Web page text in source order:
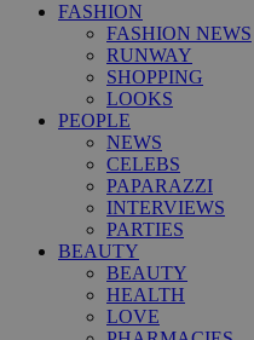
FASHION
FASHION NEWS
RUNWAY
SHOPPING
LOOKS
PEOPLE
NEWS
CELEBS
PAPARAZZI
INTERVIEWS
PARTIES
BEAUTY
BEAUTY
HEALTH
LOVE